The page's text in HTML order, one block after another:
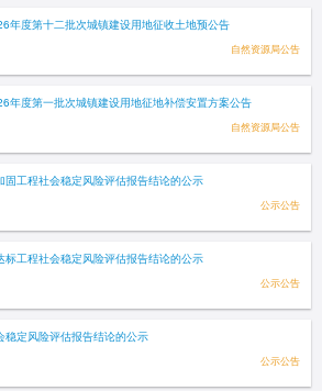
年度第十二批次城镇建设用地征收土地预公告
自然资源局公告
年度第一批次城镇建设用地征地补偿安置方案公告
自然资源局公告
固工程社会稳定风险评估报告结论的公示
公示公告
标工程社会稳定风险评估报告结论的公示
公示公告
稳定风险评估报告结论的公示
公示公告